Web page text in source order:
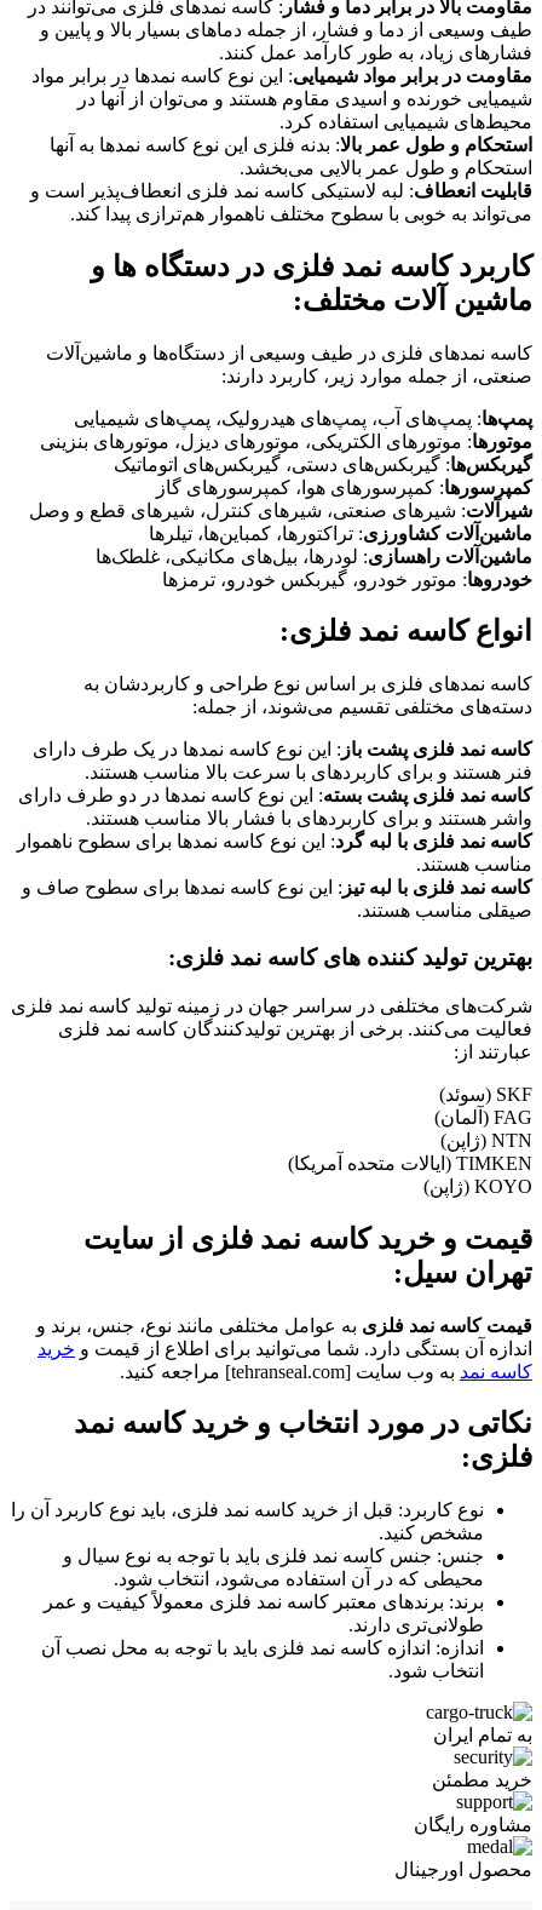
مقاومت بالا در برابر دما و فشار : کاسه نمدهای فلزی می‌توانند در
طیف وسیعی از دما و فشار، از جمله دماهای بسیار بالا و پایین و
فشارهای زیاد، به طور کارآمد عمل کنند.
مقاومت در برابر مواد شیمیایی: این نوع کاسه نمدها در برابر مواد
شیمیایی خورنده و اسیدی مقاوم هستند و می‌توان از آنها در
محیط‌های شیمیایی استفاده کرد.
استحکام و طول عمر بالا: بدنه فلزی این نوع کاسه نمدها به آنها
استحکام و طول عمر بالایی می‌بخشد.
قابلیت انعطاف: لبه لاستیکی کاسه نمد فلزی انعطاف‌پذیر است و
می‌تواند به خوبی با سطوح مختلف ناهموار هم‌ترازی پیدا کند.
کاربرد کاسه نمد فلزی در دستگاه ها و
ماشین آلات مختلف:
کاسه نمدهای فلزی در طیف وسیعی از دستگاه‌ها و ماشین‌آلات
صنعتی، از جمله موارد زیر، کاربرد دارند:
پمپ‌ها: پمپ‌های آب، پمپ‌های هیدرولیک، پمپ‌های شیمیایی
موتورها: موتورهای الکتریکی، موتورهای دیزل، موتورهای بنزینی
گیربکس‌ها: گیربکس‌های دستی، گیربکس‌های اتوماتیک
کمپرسورها: کمپرسورهای هوا، کمپرسورهای گاز
شیرآلات: شیرهای صنعتی، شیرهای کنترل، شیرهای قطع و وصل
ماشین‌آلات کشاورزی: تراکتورها، کمباین‌ها، تیلرها
ماشین‌آلات راهسازی: لودرها، بیل‌های مکانیکی، غلطک‌ها
خودروها: موتور خودرو، گیربکس خودرو، ترمزها
انواع کاسه نمد فلزی:
کاسه نمدهای فلزی بر اساس نوع طراحی و کاربردشان به
دسته‌های مختلفی تقسیم می‌شوند، از جمله:
کاسه نمد فلزی پشت باز : این نوع کاسه نمدها در یک طرف دارای
فنر هستند و برای کاربردهای با سرعت بالا مناسب هستند.
کاسه نمد فلزی پشت بسته: این نوع کاسه نمدها در دو طرف دارای
واشر هستند و برای کاربردهای با فشار بالا مناسب هستند.
کاسه نمد فلزی با لبه گرد: این نوع کاسه نمدها برای سطوح ناهموار
مناسب هستند.
کاسه نمد فلزی با لبه تیز : این نوع کاسه نمدها برای سطوح صاف و
صیقلی مناسب هستند.
بهترین تولید کننده های کاسه نمد فلزی:
شرکت‌های مختلفی در سراسر جهان در زمینه تولید کاسه نمد فلزی
فعالیت می‌کنند. برخی از بهترین تولیدکنندگان کاسه نمد فلزی
عبارتند از:
SKF (سوئد)
FAG (آلمان)
NTN (ژاپن)
TIMKEN (ایالات متحده آمریکا)
KOYO (ژاپن)
قیمت و خرید کاسه نمد فلزی از سایت
تهران سیل:
قیمت کاسه نمد فلزی به عوامل مختلفی مانند نوع، جنس، برند و
اندازه آن بستگی دارد. شما می‌توانید برای اطلاع از قیمت و خرید
کاسه نمد به وب سایت [tehranseal.com] مراجعه کنید.
نکاتی در مورد انتخاب و خرید کاسه نمد
فلزی:
نوع کاربرد: قبل از خرید کاسه نمد فلزی، باید نوع کاربرد آن را
مشخص کنید.
جنس: جنس کاسه نمد فلزی باید با توجه به نوع سیال و
محیطی که در آن استفاده می‌شود، انتخاب شود.
برند: برندهای معتبر کاسه نمد فلزی معمولاً کیفیت و عمر
طولانی‌تری دارند.
اندازه: اندازه کاسه نمد فلزی باید با توجه به محل نصب آن
انتخاب شود.
به تمام ایران
خرید مطمئن
مشاوره رایگان
محصول اورجینال